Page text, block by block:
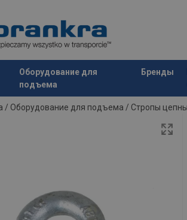
Оборудование для
подъема
Бренды
в ваш запрос
/ Оборудование для подъема / Стропы